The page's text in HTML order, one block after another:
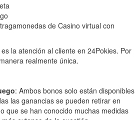
de Casino virtual con
la atención al cliente en 24Pokies. Por
realmente única.
: Ambos bonos solo están disponibles
las ganancias se pueden retirar en
que se han conocido muchas medidas